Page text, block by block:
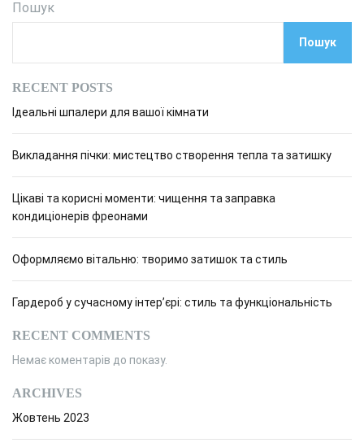
Пошук
Пошук
RECENT POSTS
Ідеальні шпалери для вашої кімнати
Викладання пічки: мистецтво створення тепла та затишку
Цікаві та корисні моменти: чищення та заправка
кондиціонерів фреонами
Оформляємо вітальню: творимо затишок та стиль
Гардероб у сучасному інтер’єрі: стиль та функціональність
RECENT COMMENTS
Немає коментарів до показу.
ARCHIVES
Жовтень 2023